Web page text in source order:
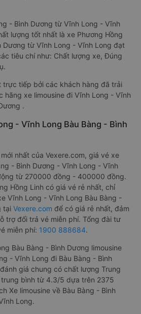
- Bình Dương từ Vĩnh Long - Vĩnh
lượng tốt nhất là xe Phương Hồng
Dương từ Vĩnh Long - Vĩnh Long đạt
tiêu chí như: Chất lượng xe, Đúng
tiếp bởi các khách hàng đã trải
hãng xe limousine đi Vĩnh Long - Vĩnh
.
- Vĩnh Long Bàu Bàng - Bình
nhất của Vexere.com, giá vé xe
- Bình Dương - Vĩnh Long - Vĩnh
từ 270000 đồng - 400000 đồng.
Hồng Linh có giá vé rẻ nhất, chỉ
Vĩnh Long - Vĩnh Long Bàu Bàng -
tại Vexere.com để có giá rẻ nhất, đảm
trợ đổi trả vé miễn phí. Tổng đài tư
miễn phí: 1900 888684.
Bàu Bàng - Bình Dương limousine
- Vĩnh Long đi Bàu Bàng - Bình
giá chung có chất lượng Trung
bình từ 4.3/5 dựa trên 2375
Xe limousine về Bàu Bàng - Bình
Long.